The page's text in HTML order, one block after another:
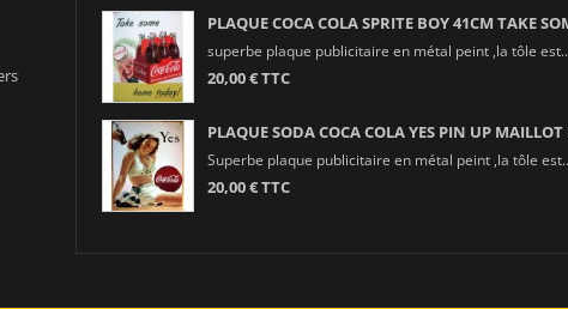
PLAQUE COCA COLA SPRITE BOY 41CM TAKE
superbe plaque publicitaire en métal peint ,la tôle
20,00 € TTC
PLAQUE SODA COCA COLA YES PIN UP
Superbe plaque publicitaire en métal peint ,la tôle
20,00 € TTC